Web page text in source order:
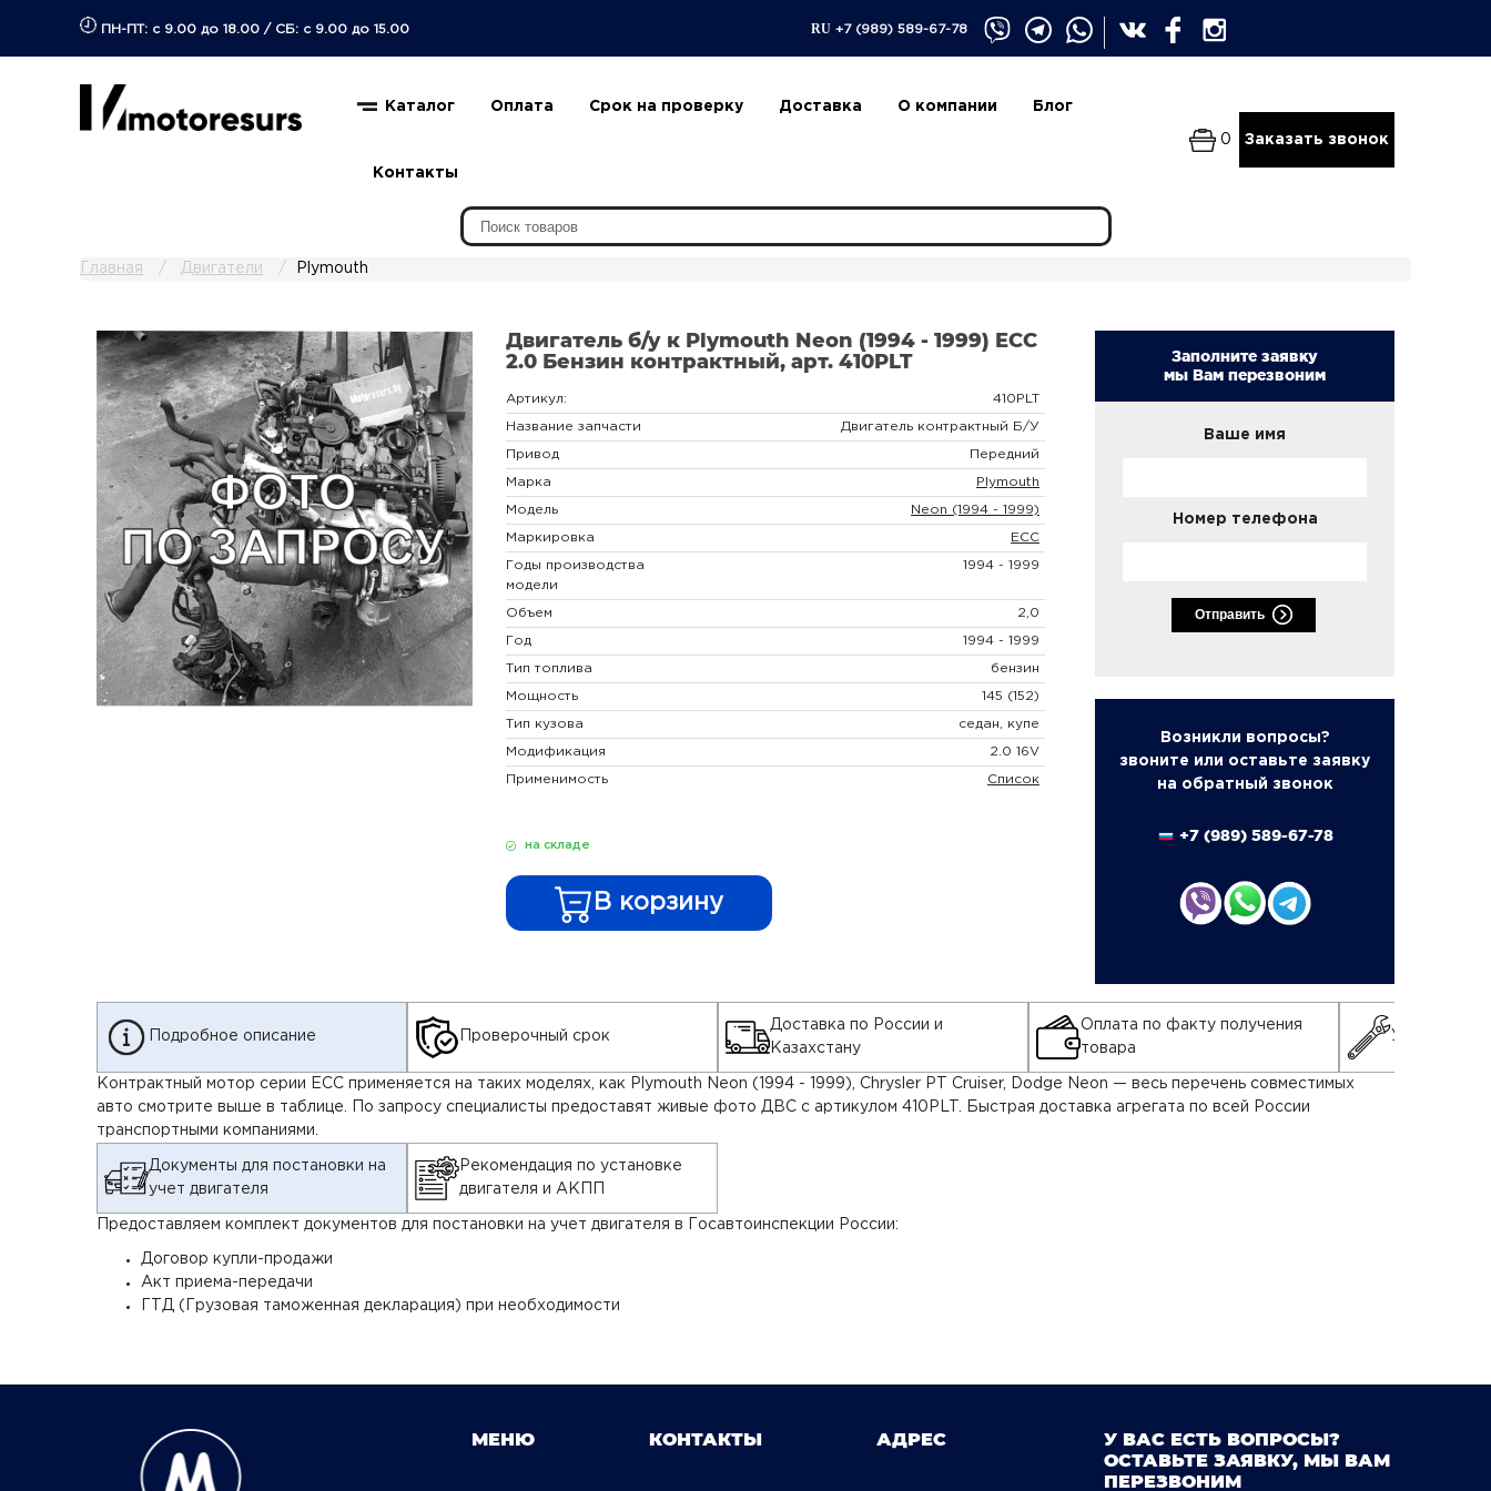
ПН-ПТ: с 9.00 до 18.00 / СБ: с 9.00 до 15.00 RU +7 (989) 589-67-78
Каталог Оплата Срок на проверку Доставка О компании Блог
Контакты
0 Заказать звонок
Главная Двигатели Plymouth
Двигатель б/у к Plymouth Neon (1994 - 1999) ECC
2.0 Бензин контрактный, арт. 410PLT
Артикул: 410PLT
Название запчасти Двигатель контрактный Б/У
Привод Передний
Марка Plymouth
Модель Neon (1994 - 1999)
Маркировка ECC
Годы производства
модели
1994 - 1999
Объем 2,0
Год 1994 - 1999
Тип топлива бензин
Мощность 145 (152)
Тип кузова седан, купе
Модификация 2.0 16V
Применимость Список
на складе
В корзину
Заполните заявку
мы Вам перезвоним
Ваше имя
Номер телефона
Отправить
Возникли вопросы?
звоните или оставьте заявку
на обратный звонок
+7 (989) 589-67-78
Подробное описание Проверочный срок
Доставка по России и
Казахстану
Оплата по факту получения
товара
Установка
Контрактный мотор серии ECC применяется на таких моделях, как Plymouth Neon (1994 - 1999), Chrysler PT Cruiser, Dodge Neon — весь перечень совместимых
авто смотрите выше в таблице. По запросу специалисты предоставят живые фото ДВС с артикулом 410PLT. Быстрая доставка агрегата по всей России
транспортными компаниями.
Документы для постановки на
учет двигателя
Рекомендация по установке
двигателя и АКПП
Предоставляем комплект документов для постановки на учет двигателя в Госавтоинспекции России:
Договор купли-продажи
Акт приема-передачи
ГТД (Грузовая таможенная декларация) при необходимости
МЕНЮ КОНТАКТЫ АДРЕС
У ВАС ЕСТЬ ВОПРОСЫ?
ОСТАВЬТЕ ЗАЯВКУ, МЫ ВАМ
ПЕРЕЗВОНИМ